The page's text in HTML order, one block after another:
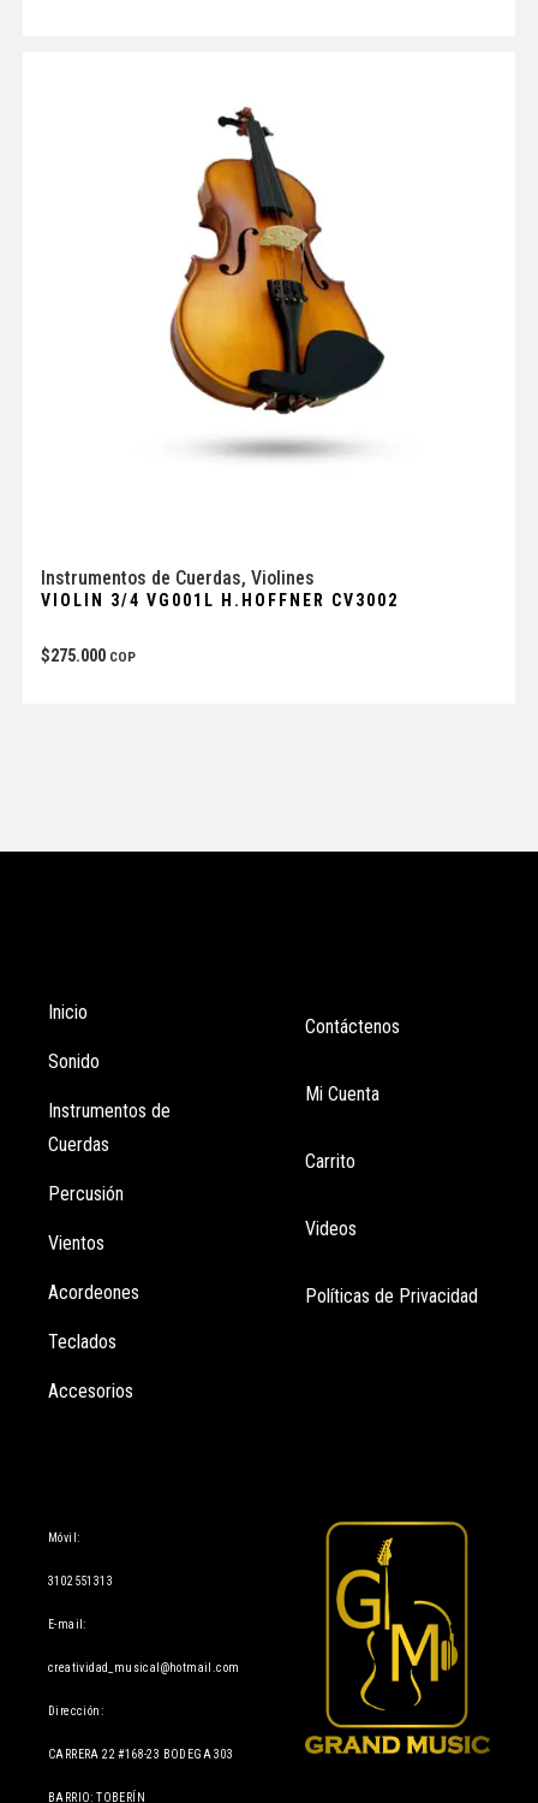
Instrumentos de Cuerdas, Violines
VIOLIN 3/4 VG001L H.HOFFNER CV3002
$275.000 COP
Inicio
Sonido
Instrumentos de
Cuerdas
Percusión
Vientos
Acordeones
Teclados
Accesorios
Contáctenos
Mi Cuenta
Carrito
Videos
Políticas de Privacidad
Móvil:
3102551313
E-mail:
creatividad_musical@hotmail.com
Dirección:
CARRERA 22 #168-23 BODEGA 303
BARRIO: TOBERÍN